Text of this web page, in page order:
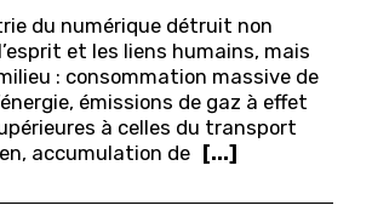
du numérique détruit non
et les liens humains, mais
: consommation massive de
émissions de gaz à effet
à celles du transport
accumulation de
[...]